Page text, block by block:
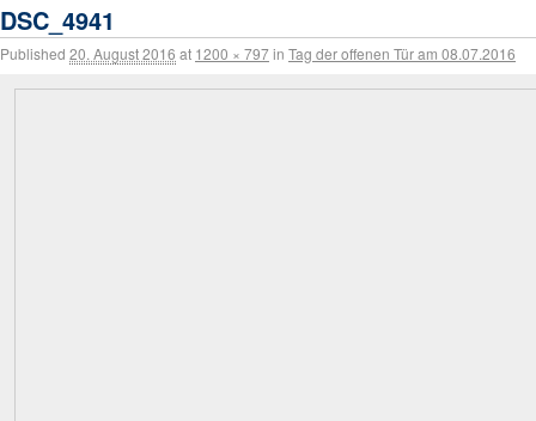
DSC_4941
Published 20. August 2016 at 1200 × 797in Tag der offenen Tür am 08.07.2016